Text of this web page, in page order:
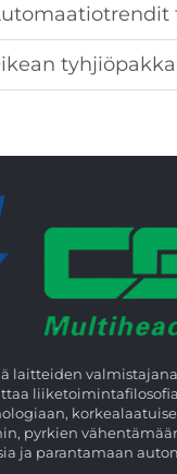
laitteiden
pyrkien
ja parantamaan